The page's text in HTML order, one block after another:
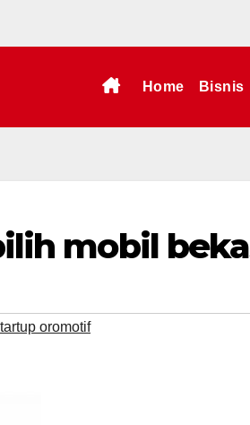
Home Bisnis
mobil
oromotif